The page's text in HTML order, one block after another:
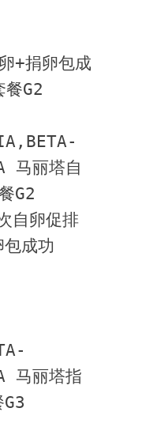
+捐卵包成
G2
马丽塔自
G2
自卵促排
包成功
马丽塔指